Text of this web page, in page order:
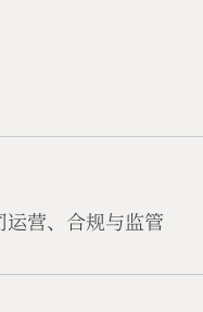
营、合规与监管